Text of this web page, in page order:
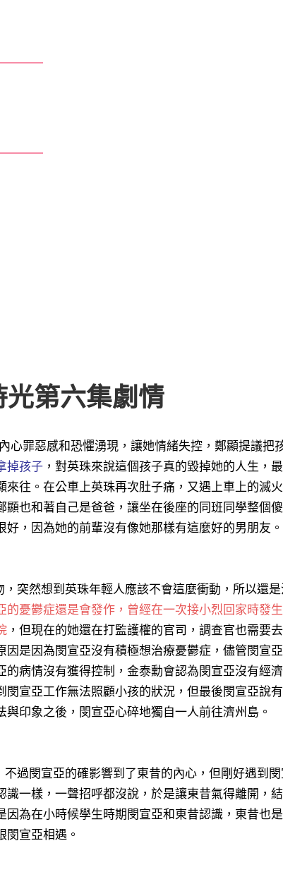
第六集劇情
心罪惡感和恐懼湧現，讓她情緒失控，鄭顯提議把
掉孩子，對英珠來說這個孩子真的毀掉她的人生，
往。在公車上英珠再次肚子痛，又遇上車上的滅
也和著自己是爸爸，讓坐在後座的同班同學整個傻
，因為她的前輩沒有像她那樣有這麼好的男朋友 。
突然想到英珠年輕人應該不會這麼衝動，所以還
憂鬱症還是會發作，曾經在一次接小烈回家時發
，但現在的她還在打監護權的官司，調查官也需要
是因為閔宣亞沒有積極想治療憂鬱症，儘管閔宣
病情沒有獲得控制，金泰勳會認為閔宣亞沒有經
宣亞工作無法照顧小孩的狀況， 但最後閔宣亞說
印象之後，閔宣亞心碎地獨自一人前往濟州島 。
過閔宣亞的確影響到了東昔的內心，但剛好遇到閔
一樣，一聲招呼都沒說，於是讓東昔氣得離開，
為在小時候學生時期閔宣亞和東昔認識，東昔也
宣亞相遇。